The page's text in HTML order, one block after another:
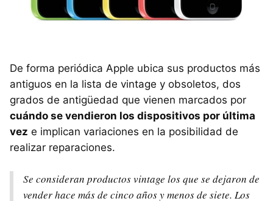
De forma periódica Apple ubica sus productos más
antiguos en la lista de vintage y obsoletos, dos
grados de antigüedad que vienen marcados por
cuándo se vendieron los dispositivos por última
vez e implican variaciones en la posibilidad de
realizar reparaciones.
Se consideran productos vintage los que se dejaron de
vender hace más de cinco años y menos de siete. Los